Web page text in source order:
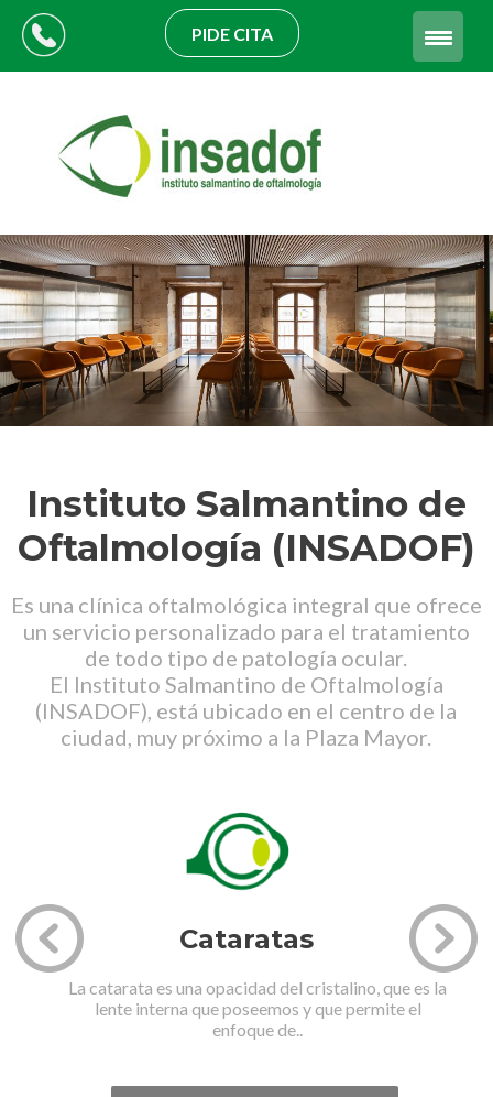
PIDE CITA
Instituto Salmantino de
Oftalmología (INSADOF)
Es una clínica oftalmológica integral que ofrece
un servicio personalizado para el tratamiento
de todo tipo de patología ocular.
El Instituto Salmantino de Oftalmología
(INSADOF), está ubicado en el centro de la
ciudad, muy próximo a la Plaza Mayor.
Cataratas
La catarata es una opacidad del cristalino, que es la
lente interna que poseemos y que permite el
enfoque de..